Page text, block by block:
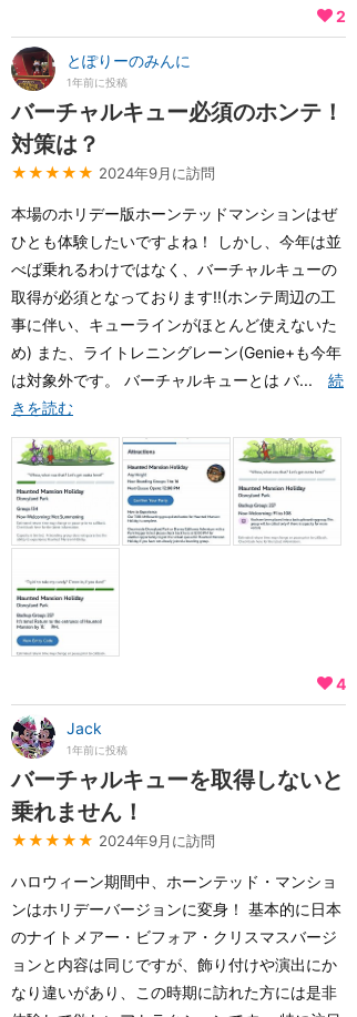
2
とぽりーのみんに
1年前に投稿
バーチャルキュー必須のホンテ！
対策は？
★★★★★ 2024年9月に訪問
本場のホリデー版ホーンテッドマンションはぜ
ひとも体験したいですよね！ しかし、今年は並
べば乗れるわけではなく、バーチャルキューの
取得が必須となっております!!(ホンテ周辺の工
事に伴い、キューラインがほとんど使えないた
め) また、ライトレニングレーン(Genie+も今年
は対象外です。 バーチャルキューとは バ... 続
きを読む
4
Jack
1年前に投稿
バーチャルキューを取得しないと
乗れません！
★★★★★ 2024年9月に訪問
ハロウィーン期間中、ホーンテッド・マンショ
ンはホリデーバージョンに変身！ 基本的に日本
のナイトメアー・ビフォア・クリスマスバージ
ョンと内容は同じですが、飾り付けや演出にか
なり違いがあり、この時期に訪れた方には是非